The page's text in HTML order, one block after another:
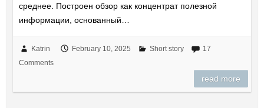
среднее. Построен обзор как концентрат полезной
информации, основанный…
Katrin February 10, 2025 Short story
17
Comments
read more